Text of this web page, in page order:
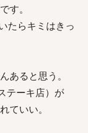
す。
たらキミはきっ
あると思う。
テーキ店）が
ていい。